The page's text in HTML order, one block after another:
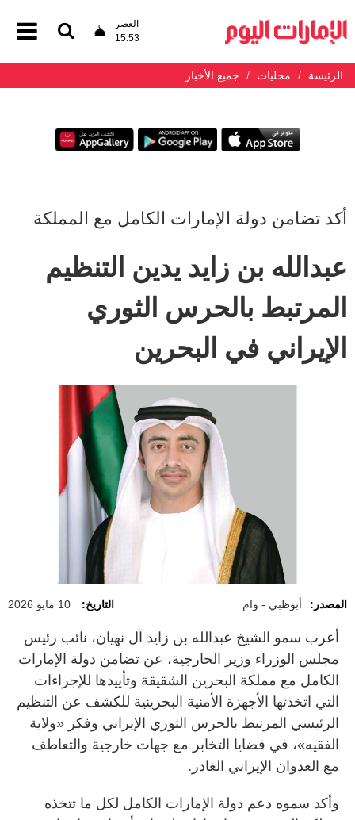
العصر
15:53
الرئيسة محليات جميع الأخبار
أكد تضامن دولة الإمارات الكامل مع المملكة
عبدالله بن زايد يدين التنظيم
المرتبط بالحرس الثوري
الإيراني في البحرين
المصدر: أبوظبي - وام التاريخ: 10 مايو 2026
أعرب سمو الشيخ عبدالله بن زايد آل نهيان، نائب رئيس
مجلس الوزراء وزير الخارجية، عن تضامن دولة الإمارات
الكامل مع مملكة البحرين الشقيقة وتأييدها للإجراءات
التي اتخذتها الأجهزة الأمنية البحرينية للكشف عن التنظيم
الرئيسي المرتبط بالحرس الثوري الإيراني وفكر «ولاية
الفقيه»، في قضايا التخابر مع جهات خارجية والتعاطف
مع العدوان الإيراني الغادر.
وأكد سموه دعم دولة الإمارات الكامل لكل ما تتخذه